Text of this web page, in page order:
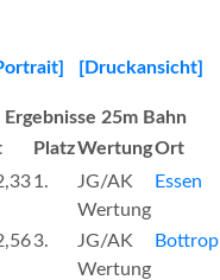
[Druckansicht]
Ergebnisse 25m Bahn
PlatzWertungOrt
1.
JG/AK
Wertung
Essen
3.
JG/AK
Wertung
Bottrop